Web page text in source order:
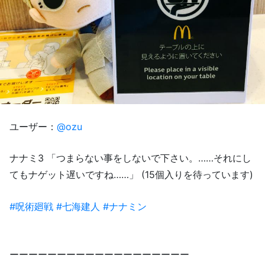
ユーザー： @ozu
ナナミ3 「つまらない事をしないで下さい。……それにし
てもナゲット遅いですね……」 (15個入りを待っています)
#呪術廻戦 #七海建人 #ナナミン
ーーーーーーーーーーーーーーーーーーー